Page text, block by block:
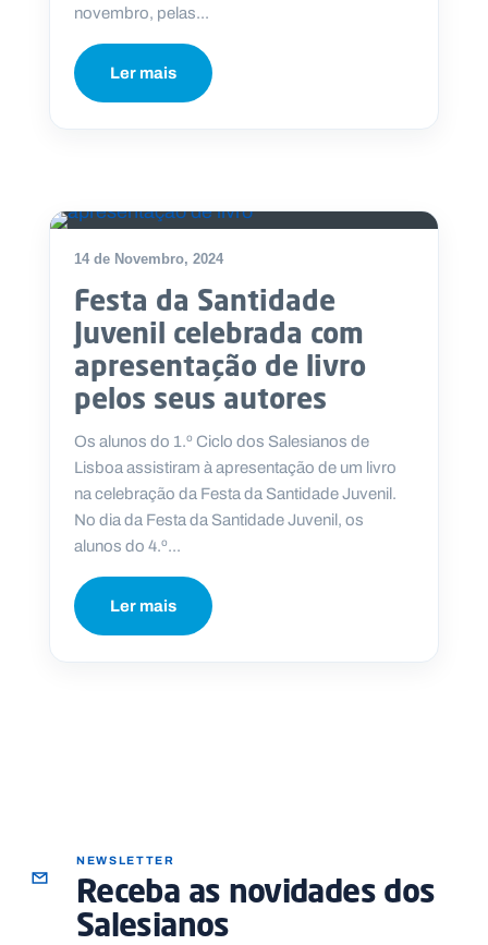
novembro, pelas...
Ler mais
14 de Novembro, 2024
Festa da Santidade
Juvenil celebrada com
apresentação de livro
pelos seus autores
Os alunos do 1.º Ciclo dos Salesianos de
Lisboa assistiram à apresentação de um livro
na celebração da Festa da Santidade Juvenil.
No dia da Festa da Santidade Juvenil, os
alunos do 4.º...
Ler mais
NEWSLETTER
Receba as novidades dos
Salesianos
O
T
L
A
S
l
s
i
a
n
o
p
t
A
g
n
C
o
t
a
c
t